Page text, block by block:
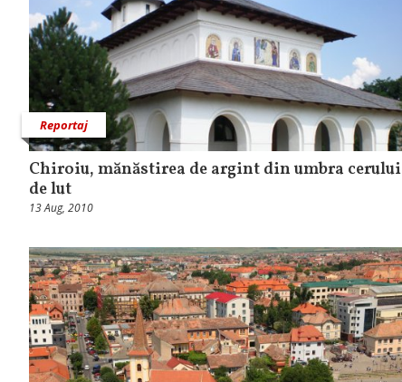
Reportaj
Chiroiu, mănăstirea de argint din umbra cerului
de lut
13 Aug, 2010